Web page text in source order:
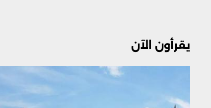
يقرأون الآن